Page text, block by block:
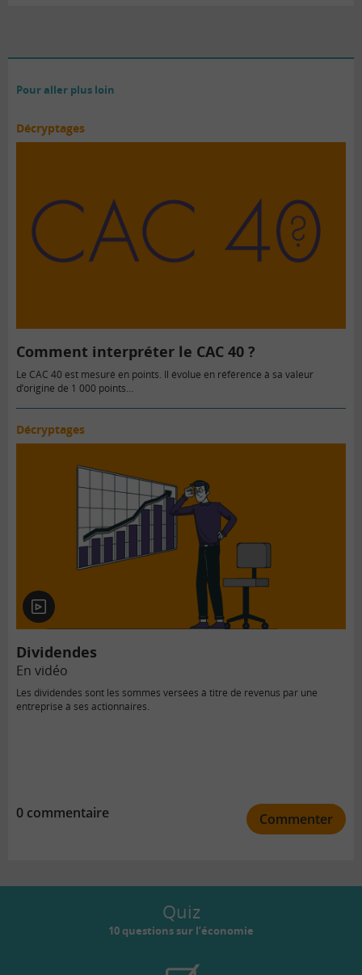
Pour aller plus loin
Décryptages
Comment interpréter le CAC 40 ?
Le CAC 40 est mesuré en points. Il évolue en référence à sa valeur
d’origine de 1 000 points…
Décryptages
En
vidéo
Dividendes
En vidéo
Les dividendes sont les sommes versées à titre de revenus par une
entreprise à ses actionnaires.
0 commentaire Commenter
Quiz
10 questions sur l’économie